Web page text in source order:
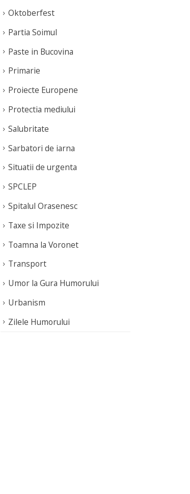
Oktoberfest
Partia Soimul
Paste in Bucovina
Primarie
Proiecte Europene
Protectia mediului
Salubritate
Sarbatori de iarna
Situatii de urgenta
SPCLEP
Spitalul Orasenesc
Taxe si Impozite
Toamna la Voronet
Transport
Umor la Gura Humorului
Urbanism
Zilele Humorului